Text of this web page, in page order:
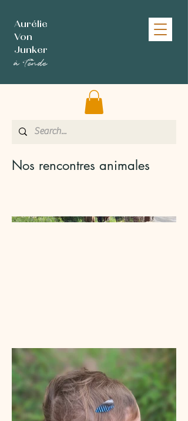
Aurélie
Von
Junker
à Tende
Nos rencontres animales